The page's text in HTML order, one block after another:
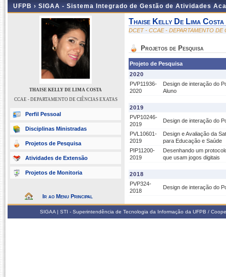
UFPB › SIGAA - Sistema Integrado de Gestão de Atividades
THAISE KELLY DE LIMA COSTA
CCAE - DEPARTAMENTO DE CIÊNCIAS EXATAS
Perfil Pessoal
Disciplinas Ministradas
Projetos de Pesquisa
Atividades de Extensão
Projetos de Monitoria
Ir ao Menu Principal
Thaise Kelly De Lima Costa
DCET - CCAE - DEPARTAMENTO DE
Projetos de Pesquisa
Projeto de Pesquisa
2020
PVP11936-
2020
Design de interação do
Aluno
2019
PVP10246-
2019
Design de interação do
PVL10601-
2019
Design e Avaliação da
para Educação e Saúde
PIP11200-
2019
Desenhando um
que usam jogos digitais
2018
PVP324-
2018
Design de interação do
SIGAA | STI - Superintendência de Tecnologia da Informação da UFPB /